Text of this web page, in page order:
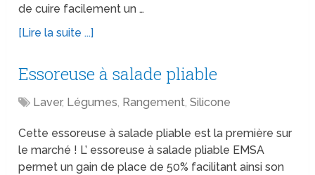
de cuire facilement un …
[Lire la suite ...]
Essoreuse à salade pliable
Laver, Légumes, Rangement,Silicone
Cette essoreuse à salade pliable est la première sur
le marché ! L’ essoreuse à salade pliable EMSA
permet un gain de place de 50% facilitant ainsi son